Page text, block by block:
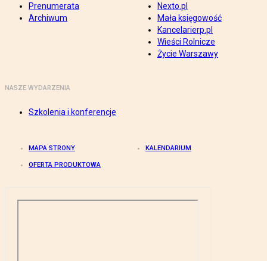
Prenumerata
Archiwum
Nexto.pl
Mała księgowość
Kancelarierp.pl
Wieści Rolnicze
Życie Warszawy
NASZE WYDARZENIA
Szkolenia i konferencje
MAPA STRONY KALENDARIUM
OFERTA PRODUKTOWA